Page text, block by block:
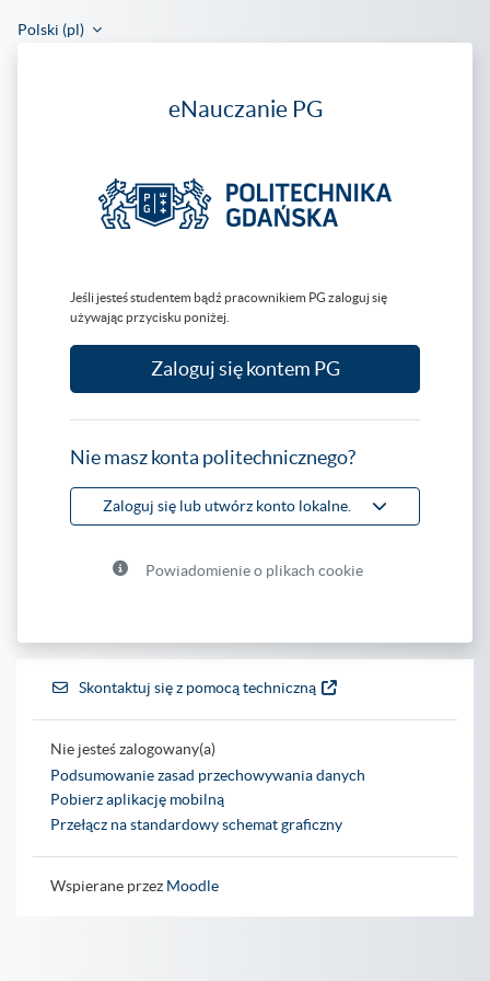
Polski ‎(pl)‎
Zaloguj doeNauczanie PG
Jeśli jesteś studentem bądź pracownikiem PG zaloguj się
używając przycisku poniżej.
Zaloguj się kontem PG
Nie masz konta politechnicznego?
Zaloguj się lub utwórz konto lokalne.
Powiadomienie o plikach cookie
Skontaktuj się z pomocą techniczną
Nie jesteś zalogowany(a)
Podsumowanie zasad przechowywania danych
Pobierz aplikację mobilną
Przełącz na standardowy schemat graficzny
Wspierane przez Moodle